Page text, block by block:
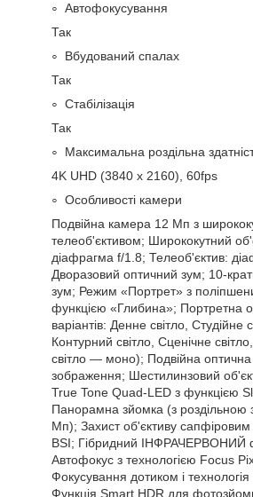
Автофокусування
Так
Вбудований спалах
Так
Стабілізація
Так
Максимальна роздільна
4K UHD (3840 x 2160), 60fps
Особливості камери
Подвійна камера 12 Мп з
телеоб'єктивом; Ширококутний
діафрагма f/1.8; Телеоб'єктив:
Дворазовий оптичний зум;
зум; Режим «Портрет» з
функцією «Глибина»; Портретна
варіантів: Денне світло, Студійне
Контурний світло, Сценічне
світло — моно); Подвійна оптична
зображення; Шестилинзовий
True Tone Quad‑LED з функцією
Панорамна зйомка (з роздільною
Мп); Захист об'єктиву
BSI; Гібридний ІНФРАЧЕРВОНИЙ
Автофокус з технологією Focus
Фокусування дотиком і
Функція Smart HDR для